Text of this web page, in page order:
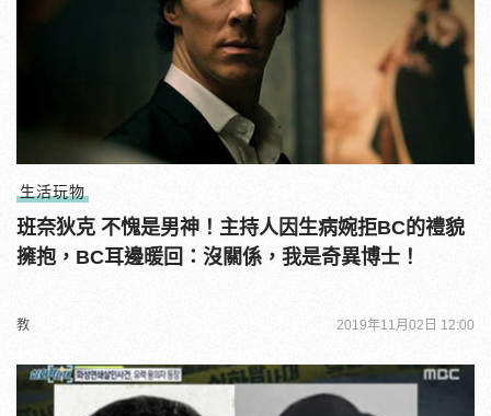
生活玩物
班奈狄克 不愧是男神！主持人因生病婉拒BC的禮貌
擁抱，BC耳邊暖回：沒關係，我是奇異博士！
教 2019年11月02日 12:00